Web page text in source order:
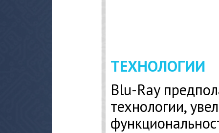
ТЕХНОЛОГИИ
Blu-Ray
технологии,